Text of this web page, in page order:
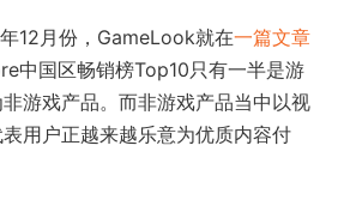
12月份，GameLook就在一篇文章
中国区畅销榜Top10只有一半是游
游戏产品。而非游戏产品当中以视
用户正越来越乐意为优质内容付